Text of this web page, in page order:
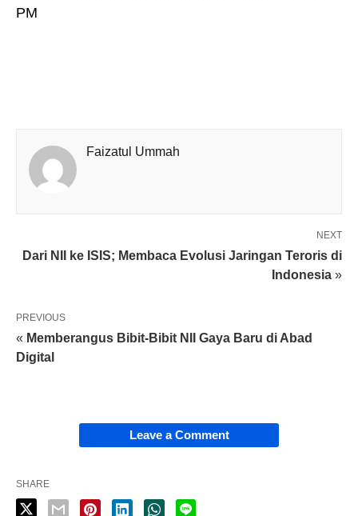
PM
Faizatul Ummah
NEXT
Dari NII ke ISIS; Membaca Evolusi Jaringan Teroris di
Indonesia »
PREVIOUS
« Memberangus Bibit-Bibit NII Gaya Baru di Abad
Digital
Leave a Comment
SHARE